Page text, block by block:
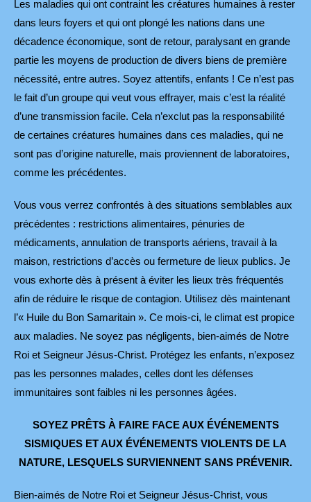
Les maladies qui ont contraint les créatures humaines à rester
dans leurs foyers et qui ont plongé les nations dans une
décadence économique, sont de retour, paralysant en grande
partie les moyens de production de divers biens de première
nécessité, entre autres. Soyez attentifs, enfants ! Ce n’est pas
le fait d’un groupe qui veut vous effrayer, mais c’est la réalité
d’une transmission facile. Cela n’exclut pas la responsabilité
de certaines créatures humaines dans ces maladies, qui ne
sont pas d’origine naturelle, mais proviennent de laboratoires,
comme les précédentes.
Vous vous verrez confrontés à des situations semblables aux
précédentes : restrictions alimentaires, pénuries de
médicaments, annulation de transports aériens, travail à la
maison, restrictions d’accès ou fermeture de lieux publics. Je
vous exhorte dès à présent à éviter les lieux très fréquentés
afin de réduire le risque de contagion. Utilisez dès maintenant
l’« Huile du Bon Samaritain ». Ce mois-ci, le climat est propice
aux maladies. Ne soyez pas négligents, bien-aimés de Notre
Roi et Seigneur Jésus-Christ. Protégez les enfants, n’exposez
pas les personnes malades, celles dont les défenses
immunitaires sont faibles ni les personnes âgées.
SOYEZ PRÊTS À FAIRE FACE AUX ÉVÉNEMENTS
SISMIQUES ET AUX ÉVÉNEMENTS VIOLENTS DE LA
NATURE, LESQUELS SURVIENNENT SANS PRÉVENIR.
Bien-aimés de Notre Roi et Seigneur Jésus-Christ, vous